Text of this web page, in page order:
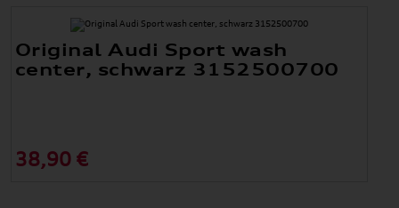
Original Audi Sport wash
center, schwarz 3152500700
38,90 €